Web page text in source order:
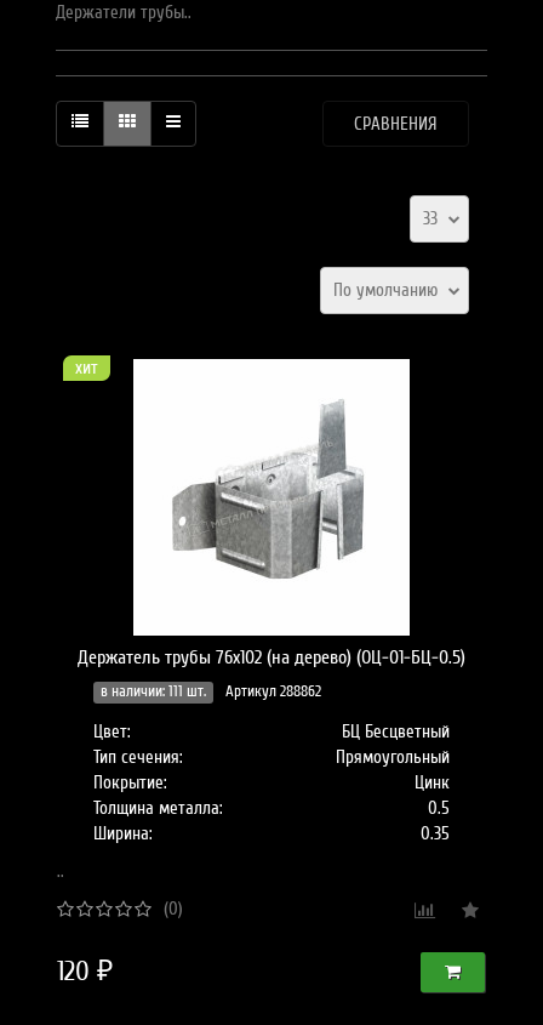
Держатели трубы..
СРАВНЕНИЯ
33
По умолчанию
хит
Держатель трубы 76х102 (на дерево) (ОЦ-01-БЦ-0.5)
в наличии: 111 шт. Артикул 288862
Цвет:
БЦ Бесцветный
Тип сечения:
Прямоугольный
Покрытие:
Цинк
Толщина металла:
0.5
Ширина:
0.35
..
(0)
120 ₽